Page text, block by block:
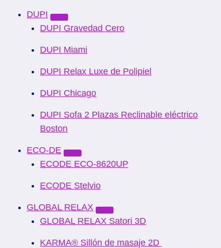
DUPI
DUPI Gravedad Cero
DUPI Miami
DUPI Relax Luxe de Polipiel
DUPI Chicago
DUPI Sofa 2 Plazas Reclinable eléctrico
Boston
ECO-DE
ECODE ECO-8620UP
ECODE Stelvio
GLOBAL RELAX
GLOBAL RELAX Satori 3D
KARMA® Sillón de masaje 2D